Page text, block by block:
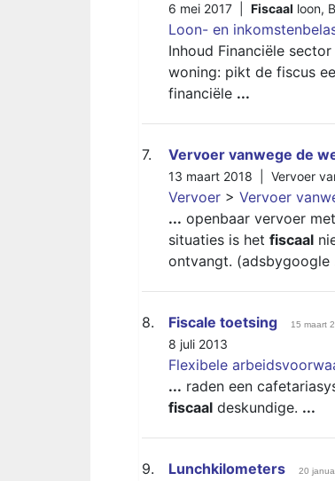
6 mei 2017 | Fiscaal loon,
Loon- en
Inhoud Financiële
woning: pikt de fiscus
financiële ...
7. Vervoer vanwege de
13 maart 2018 | Vervoer
Vervoer > Vervoer
... openbaar vervoer
situaties is het fiscaal
ontvangt. (adsbygoogle
8. Fiscale toetsing 15 maart
8 juli 2013
Flexibele
... raden een
fiscaal deskundige. ...
9. Lunchkilometers 20